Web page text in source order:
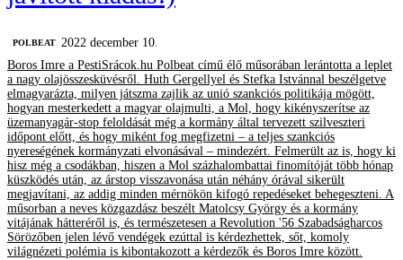
‎POLBEAT 2022 december 10.
Boros Imre a PestiSrácok.hu Polbeat című élő műsorában lerántotta a leplet
a nagy olajösszesküvésről. Huth Gergellyel és Stefka Istvánnal beszélgetve
elmagyarázta, milyen játszma zajlik az unió szankciós politikája mögött,
hogyan mesterkedett a magyar olajmulti, a Mol, hogy kikényszerítse az
üzemanyagár-stop feloldását még a kormány által tervezett szilveszteri
időpont előtt, és hogy miként fog megfizetni – a teljes szankciós
nyereségének kormányzati elvonásával – mindezért. Felmerült az is, hogy ki
hisz még a csodákban, hiszen a Mol százhalombattai finomítóját több hónap
küszködés után, az árstop visszavonása után néhány órával sikerült
megjavítani, az addig minden mérnökön kifogó repedéseket behegeszteni. A
műsorban a neves közgazdász beszélt Matolcsy György és a kormány
vitájának hátteréről is, és természetesen a Revolution '56 Szabadságharcos
Sörözőben jelen lévő vendégek ezúttal is kérdezhettek, sőt, komoly
világnézeti polémia is kibontakozott a kérdezők és Boros Imre között.